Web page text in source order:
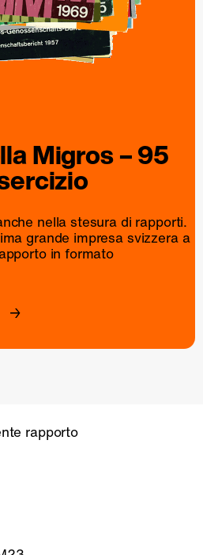
Migros– 95
nella stesura di rapporti.
grande impresa svizzera a
in formato
rapporto